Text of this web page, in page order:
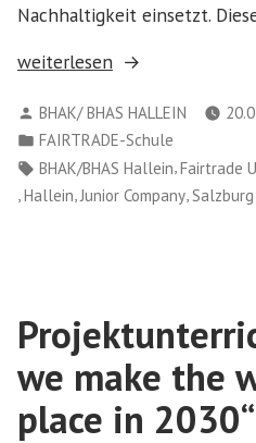
Nachhaltigkeit einsetzt.
„Junior
Bivety
„Die
Nachhaltigkeit
in
weiterlesen
Verfasst
von
BHAK/ BHAS HALLEIN
Veröffentlicht
in
FAIRTRADE-Schule
Schlagwörter:
BHAK/BHAS Hallein,Fairtrade
Hallein Junior Company Salzburg
we make the
place in